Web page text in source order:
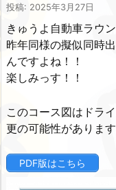
投稿: 2025年3月27日
きゅうよ自動車ラウ
昨年同様の擬似同時
んですよね！！
楽しみっす！！
このコース図はドラ
更の可能性があります
PDF版はこちら